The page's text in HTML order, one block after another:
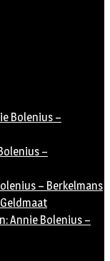
Bolenius –
–
– Berkelmans
Annie Bolenius –